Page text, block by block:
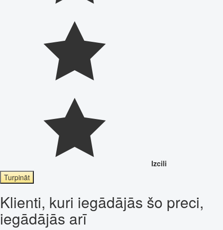
Izcili
Turpināt
Klienti, kuri iegādājās šo preci,
iegādājās arī